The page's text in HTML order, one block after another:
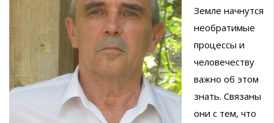
Земле начнутся
необратимые
процессы и
человечеству
важно об этом
знать. Связаны
они с тем, что